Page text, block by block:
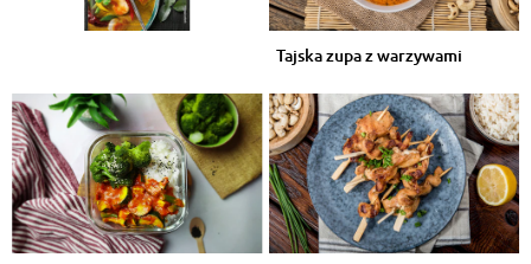
Tajska zupa z warzywami